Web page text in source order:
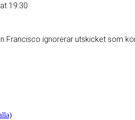
19:30
Francisco ignorerar utskicket som